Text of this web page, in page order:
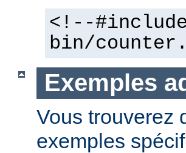
<!--
bin/
Exemples
Vous trouverez
exemples